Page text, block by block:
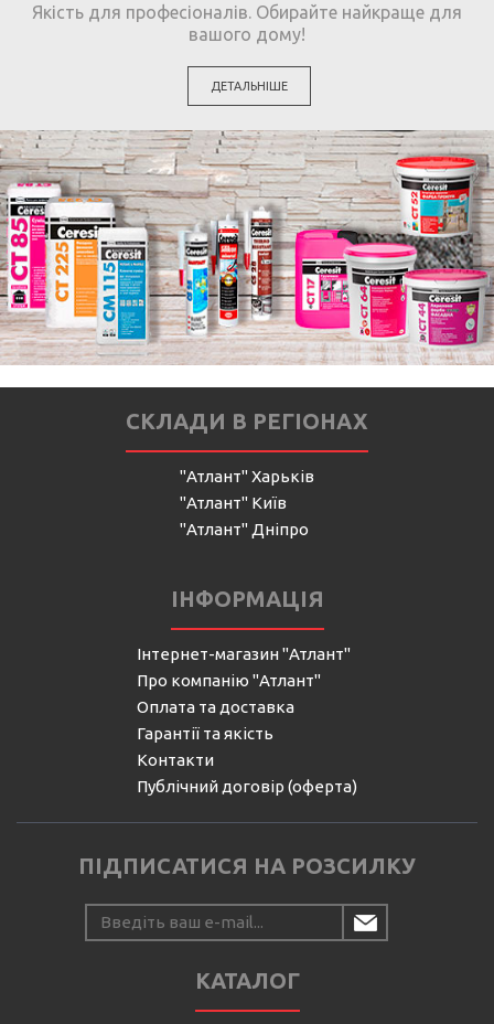
Якість для професіоналів. Обирайте найкраще для
вашого дому!
ДЕТАЛЬНІШЕ
СКЛАДИ В РЕГІОНАХ
"Атлант" Харьків
"Атлант" Київ
"Атлант" Дніпро
ІНФОРМАЦІЯ
Інтернет-магазин "Атлант"
Про компанію "Атлант"
Оплата та доставка
Гарантії та якість
Контакти
Публічний договір (оферта)
ПІДПИСАТИСЯ НА РОЗСИЛКУ
КАТАЛОГ